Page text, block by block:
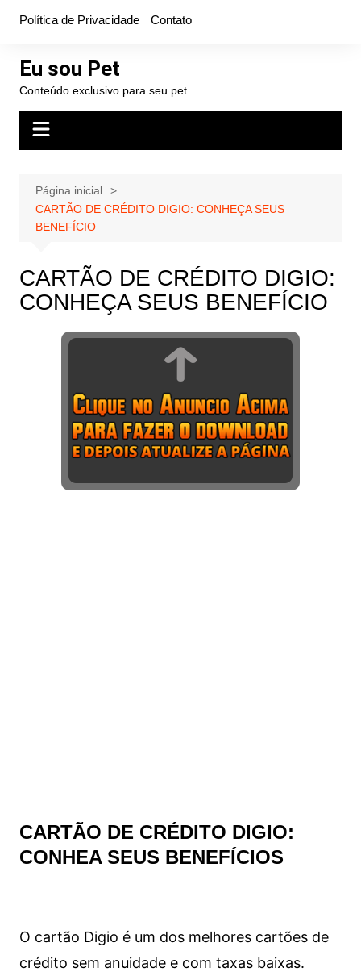
conteúdo
Política de Privacidade Contato
Eu sou Pet
Conteúdo exclusivo para seu pet.
Página inicial
CARTÃO DE CRÉDITO DIGIO: CONHEÇA SEUS
BENEFÍCIO
CARTÃO DE CRÉDITO DIGIO:
CONHEÇA SEUS BENEFÍCIO
CARTÃO DE CRÉDITO DIGIO:
CONHEA SEUS BENEFÍCIOS
O cartão Digio é um dos melhores cartões de
crédito sem anuidade e com taxas baixas.